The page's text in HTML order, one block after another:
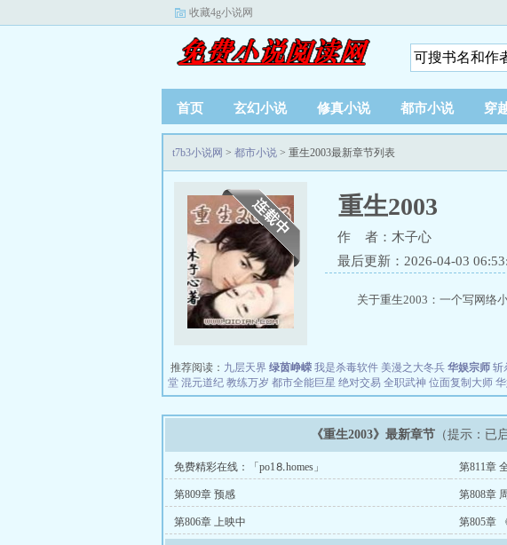
收藏4g小说网
首页 玄幻小说 修真小说 都市小说 穿
t7b3小说网 > 都市小说 > 重生2003最新章节列表
重生2003
作 者：木子心
最后更新：2026-04-03
关于重生2003：一个写网络
推荐阅读： 九层天界 绿茵峥嵘 我是杀毒软件 美漫之大冬兵 华娱宗师 斩
堂 混元道纪 教练万岁 都市全能巨星 绝对交易 全职武神 位面复制大师
《重生2003》最新章节 （提示：已
免费精彩在线：「po1⒏homes」 第811章
第809章 预感 第808章
第806章 上映中 第805章